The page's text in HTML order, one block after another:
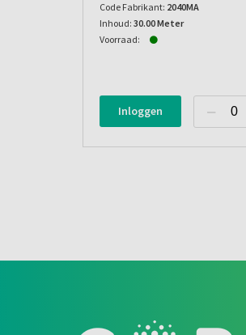
Code Fabrikant: 2040MA
Inhoud: 30.00 Meter
Voorraad:
Inloggen